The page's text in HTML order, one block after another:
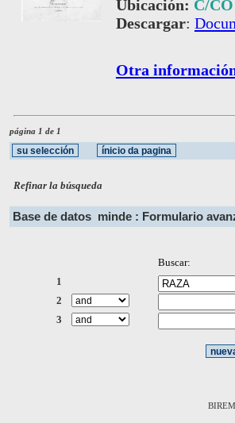
Ubicación: C/CO
Descargar:
Otra
página 1 de 1
Refinar la búsqueda
Base de datos minde : Formulario
Buscar:
1
2
3